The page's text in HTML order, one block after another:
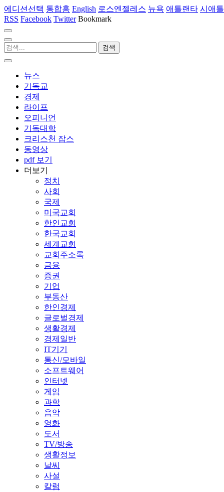
에디션선택 통합홈 English 로스엔젤레스 뉴욕 애틀랜타 시애틀
RSS Facebook Twitter Bookmark
뉴스
기독교
경제
라이프
오피니언
기독대학
크리스천 잡스
동영상
pdf 보기
더보기
정치
사회
국제
미국교회
한인교회
한국교회
세계교회
교회주소록
금융
증권
기업
부동산
한인경제
글로벌경제
생활경제
경제일반
IT기기
통신/모바일
소프트웨어
인터넷
게임
과학
음악
영화
도서
TV/방송
생활정보
날씨
사설
칼럼